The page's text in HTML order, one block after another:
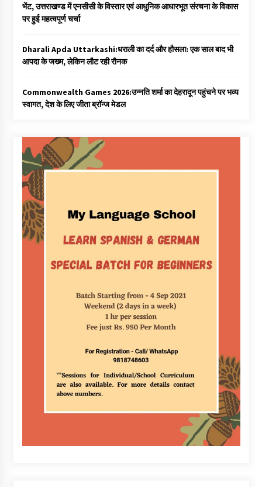
भेंट, उत्तराखण्ड में एनसीसी के विस्तार एवं आधुनिक आधारभूत संरचना के विकास
पर हुई महत्वपूर्ण चर्चा
Dharali Apda Uttarkashi:धराली का दर्द और हौसला: एक साल बाद भी
आपदा के जख्म, लेकिन लौट रही रौनक
Commonwealth Games 2026:उन्नति शर्मा का देहरादून पहुंचने पर भव्य
स्वागत, देश के लिए जीता ब्रॉन्ज मेडल